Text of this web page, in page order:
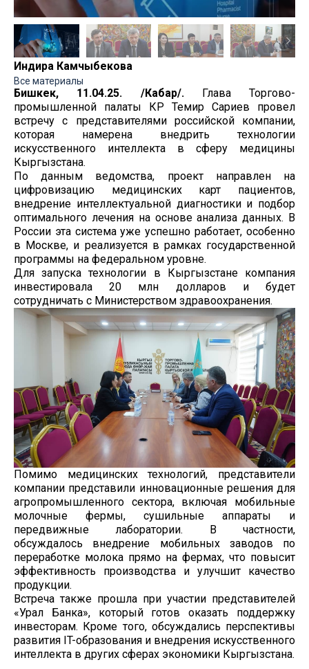
Индира Камчыбекова
Все материалы
Бишкек, 11.04.25. /Кабар/.Глава Торгово-
промышленной палаты КР Темир Сариев провел
встречу с представителями российской компании,
которая намерена внедрить технологии
искусственного интеллекта в сферу медицины
Кыргызстана.
По данным ведомства, проект направлен на
цифровизацию медицинских карт пациентов,
внедрение интеллектуальной диагностики и подбор
оптимального лечения на основе анализа данных. В
России эта система уже успешно работает, особенно
в Москве, и реализуется в рамках государственной
программы на федеральном уровне.
Для запуска технологии в Кыргызстане компания
инвестировала 20 млн долларов и будет
сотрудничать с Министерством здравоохранения.
Помимо медицинских технологий, представители
компании представили инновационные решения для
агропромышленного сектора, включая мобильные
молочные фермы, сушильные аппараты и
передвижные лаборатории. В частности,
обсуждалось внедрение мобильных заводов по
переработке молока прямо на фермах, что повысит
эффективность производства и улучшит качество
продукции.
Встреча также прошла при участии представителей
«Урал Банка», который готов оказать поддержку
инвесторам. Кроме того, обсуждались перспективы
развития IT-образования и внедрения искусственного
интеллекта в других сферах экономики Кыргызстана.